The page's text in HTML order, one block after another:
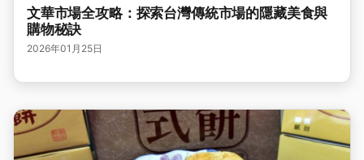
文華市場全攻略：探索台灣傳統市場的隱藏美食與
購物秘訣
2026年01月25日